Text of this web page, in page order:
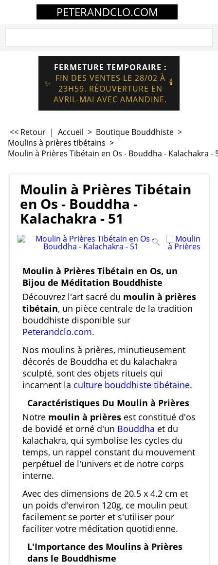
PETERANDCLO.COM
✨
FERMETURE TEMPORAIRE :
FIN DES VENTES LE 28/02 À
23H59. RÉOUVERTURE EN
AVRIL-MAI AVEC AMANDINE.
🕯️
<< Retour | Accueil > Boutique Bouddhiste >
Moulins à prières tibétains >
Moulin à Prières Tibétain en Os - Bouddha - Kalachakra -
Moulin à Prières Tibétain
en Os - Bouddha -
Kalachakra - 51
Moulin à Prières Tibétain en Os, un
Bijou de Méditation Bouddhiste
Découvrez l'art sacré du moulin à prières
tibétain, un pièce centrale de la tradition
bouddhiste disponible sur
Peterandclo.com.
Nos moulins à prières, minutieusement
décorés de Bouddha et du kalachakra
sculpté, sont des objets rituels qui
incarnent la culture bouddhiste tibétaine.
Caractéristiques Du Moulin à Prières
Notre moulin à prières est constitué d'os
de bovidé et orné d'un Bouddha et du
kalachakra, qui symbolise les cycles du
temps, un rappel constant du mouvement
perpétuel de l'univers et de notre corps
interne.
Avec des dimensions de 20.5 x 4.2 cm et
un poids d'environ 120g, ce moulin peut
facilement se porter et s'utiliser pour
faciliter votre méditation quotidienne.
L'Importance des Moulins à Prières
dans le Bouddhisme